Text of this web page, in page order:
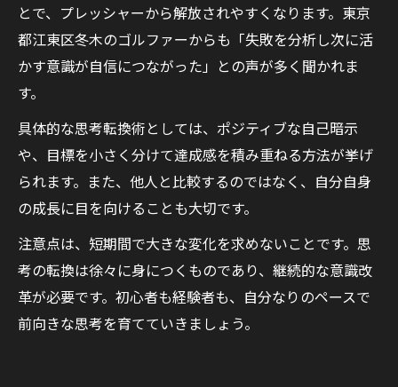
とで、プレッシャーから解放されやすくなります。東京
都江東区冬木のゴルファーからも「失敗を分析し次に活
かす意識が自信につながった」との声が多く聞かれま
す。
具体的な思考転換術としては、ポジティブな自己暗示
や、目標を小さく分けて達成感を積み重ねる方法が挙げ
られます。また、他人と比較するのではなく、自分自身
の成長に目を向けることも大切です。
注意点は、短期間で大きな変化を求めないことです。思
考の転換は徐々に身につくものであり、継続的な意識改
革が必要です。初心者も経験者も、自分なりのペースで
前向きな思考を育てていきましょう。